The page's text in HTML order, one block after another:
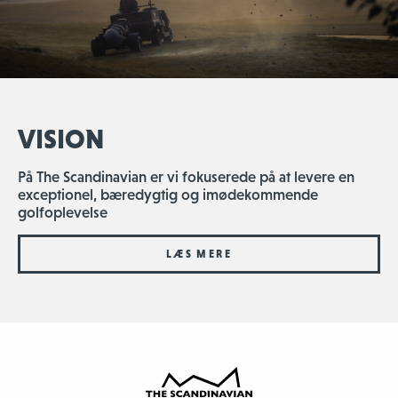
VISION
På The Scandinavian er vi fokuserede på at levere en
exceptionel, bæredygtig og imødekommende
golfoplevelse
LÆS MERE